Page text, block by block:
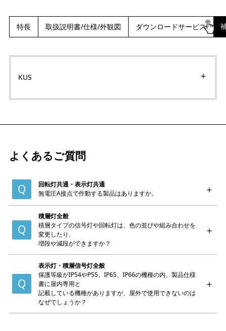
特長 取扱説明書/仕様/外観図 ダウンロードサービス
KUS
よくあるご質問
回転灯共通・表示灯共通
無電圧A接点で作動する製品はありますか。
積層灯全般
積層タイプの信号灯や回転灯は、色の並びや組み合わせを
変更したり、
増段や減段ができますか？
表示灯・積層信号灯全般
保護等級がIP54やP55、IP65、IP66の機種の内、製品仕様
書に屋内専用と
記載している機種がありますが、屋外で使用できないのは
なぜでしょうか？